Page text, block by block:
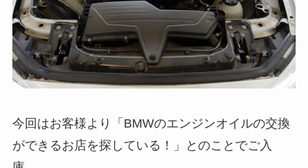
今回はお客様より「BMWのエンジンオイルの交換
ができるお店を探している！」とのことでご入